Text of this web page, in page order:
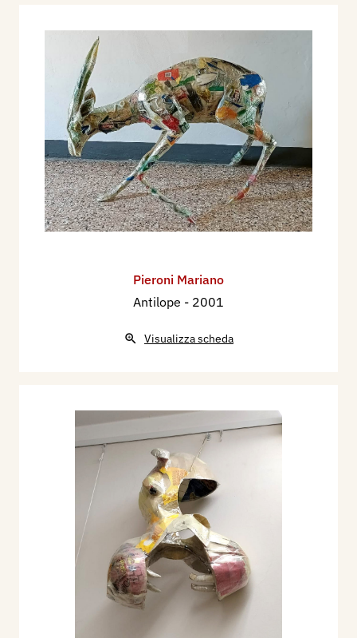
Pieroni Mariano
Antilope - 2001
Visualizza scheda